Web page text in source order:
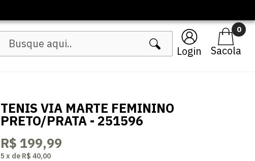
Login
0
TENIS VIA MARTE FEMININO
PRETO/PRATA - 251596
R$ 199,99
5 x de R$ 40,00